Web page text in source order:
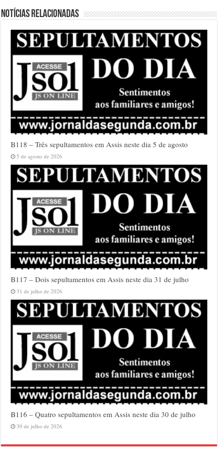
Notícias relacionadas
B118 – Três sepultamentos em Assis neste dia 5 de agosto
5 de agosto de 2026
B117 – Dois sepultamentos em Assis neste dia 31 de julho
31 de julho de 2026
B116 – Quatro sepultamentos em Assis neste dia 30 de julho
30 de julho de 2026